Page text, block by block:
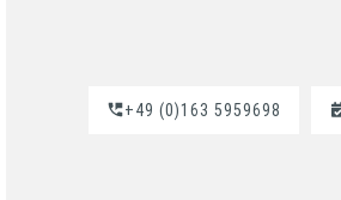
+49 (0)163 5959698